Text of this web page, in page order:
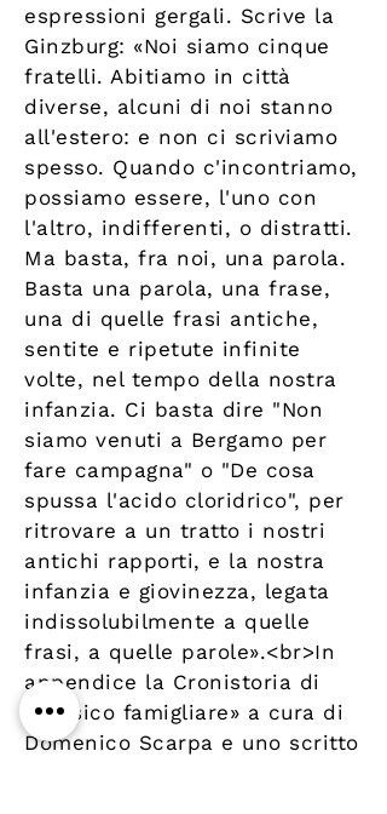
espressioni gergali. Scrive la
Ginzburg: «Noi siamo cinque
fratelli. Abitiamo in città
diverse, alcuni di noi stanno
all'estero: e non ci scriviamo
spesso. Quando c'incontriamo,
possiamo essere, l'uno con
l'altro, indifferenti, o distratti.
Ma basta, fra noi, una parola.
Basta una parola, una frase,
una di quelle frasi antiche,
sentite e ripetute infinite
volte, nel tempo della nostra
infanzia. Ci basta dire "Non
siamo venuti a Bergamo per
fare campagna" o "De cosa
spussa l'acido cloridrico", per
ritrovare a un tratto i nostri
antichi rapporti, e la nostra
infanzia e giovinezza, legata
indissolubilmente a quelle
frasi, a quelle parole».<br>In
appendice la Cronistoria di
«Lessico famigliare» a cura di
Domenico Scarpa e uno scritto